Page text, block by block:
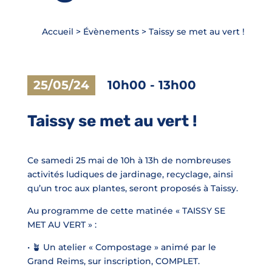
Accueil > Évènements >Taissy se met au vert !
25/05/24 10h00 - 13h00
Taissy se met au vert !
Ce samedi 25 mai de 10h à 13h de nombreuses
activités ludiques de jardinage, recyclage, ainsi
qu’un troc aux plantes, seront proposés à Taissy.
Au programme de cette matinée « TAISSY SE
MET AU VERT » :
• 🪴 Un atelier « Compostage » animé par le
Grand Reims, sur inscription, COMPLET.